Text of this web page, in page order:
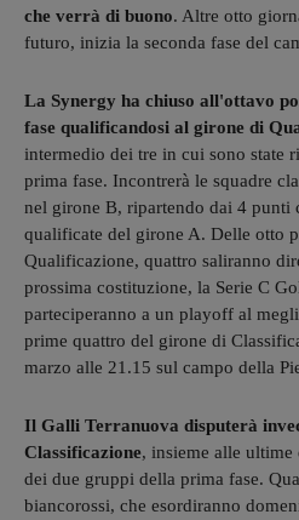
che verrà di buono. Altre otto
futuro, inizia la seconda fase del
La Synergy ha chiuso all'ottavo
fase qualificandosi al girone di
intermedio dei tre in cui sono state
prima fase. Incontrerà le squadre
nel girone B, ripartendo dai 4 punti
qualificate del girone A. Delle otto
Qualificazione, quattro saliranno
prossima costituzione, la Serie C
parteciperanno a un playoff al
prime quattro del girone di
marzo alle 21.15 sul campo della
Il Galli Terranuova disputerà
Classificazione, insieme alle ultime
dei due gruppi della prima fase.
biancorossi, che esordiranno